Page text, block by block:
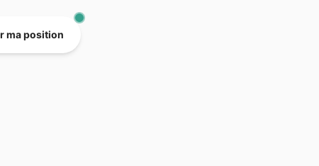
ma position